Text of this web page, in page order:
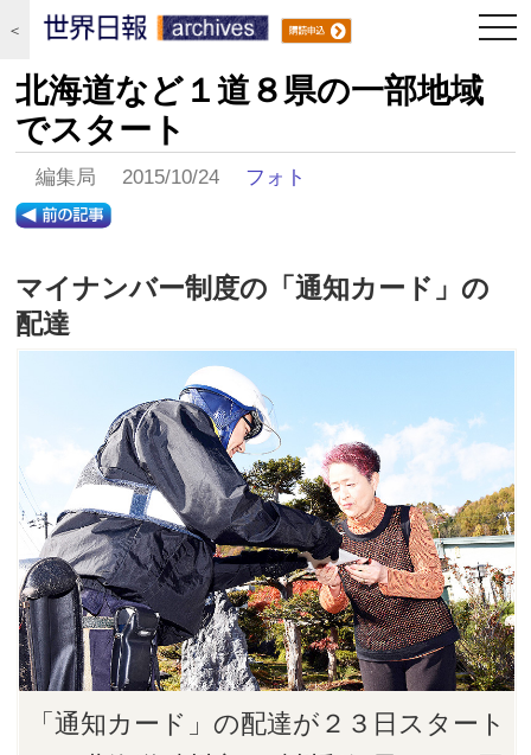
＜
北海道など１道８県の一部地域
でスタート
編集局 2015/10/24 フォト
マイナンバー制度の「通知カード」の
配達
「通知カード」の配達が２３日スタート